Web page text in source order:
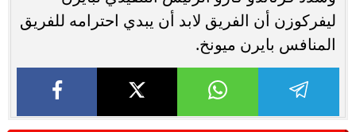
ليفركوزن أن الفريق لابد أن يبدي احترامه للفريق
المنافس بايرن ميونخ.